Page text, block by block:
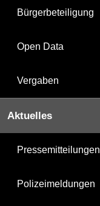
Bürgerbeteiligung
Open Data
Vergaben
Aktuelles
Pressemitteilungen
Polizeimeldungen